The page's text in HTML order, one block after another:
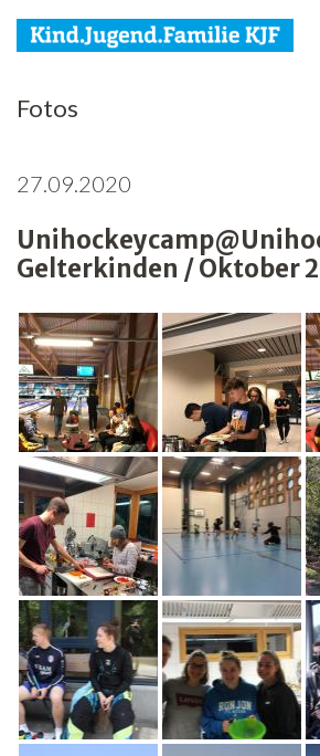
KJF
Jugend
Familie
Agenda
Netzwerk
Spenden
Jobs
Freiwilligenarbeit
News
Newsletter
Fotos
27.09.2020
Gelterkinden / Oktober